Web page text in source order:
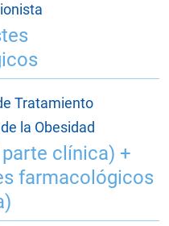
Tratamiento
la Obesidad
clínica) +
farmacológicos